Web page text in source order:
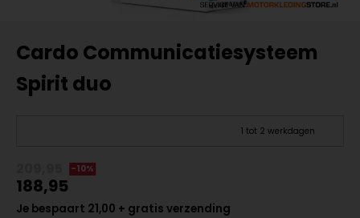
Cardo Communicatiesysteem
Spirit duo
1 tot 2 werkdagen
-10%
188,95
Je bespaart 21,00 + gratis verzending